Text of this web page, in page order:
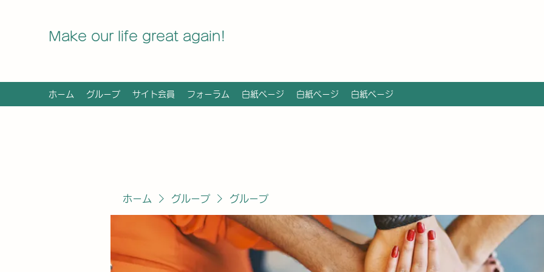
Make our life great again!
ホーム グループ サイト会員 フォーラム 白紙ページ 白紙ページ 白紙ページ
ホーム グループ グループ